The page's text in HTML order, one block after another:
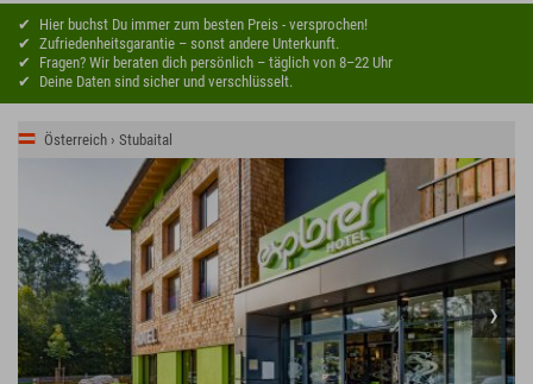
Hier buchst Du immer zum besten Preis - versprochen!
Zufriedenheitsgarantie – sonst andere Unterkunft.
Fragen? Wir beraten dich persönlich – täglich von 8–22 Uhr
Deine Daten sind sicher und verschlüsselt.
Österreich › Stubaital